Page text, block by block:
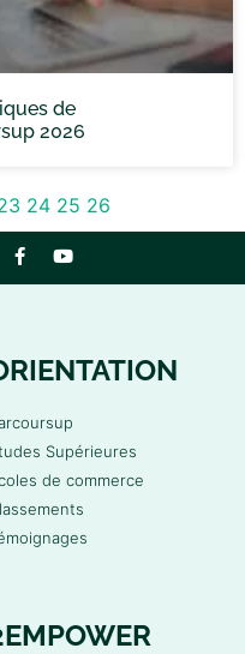
de
2026
24 25 26
Supérieures
de commerce